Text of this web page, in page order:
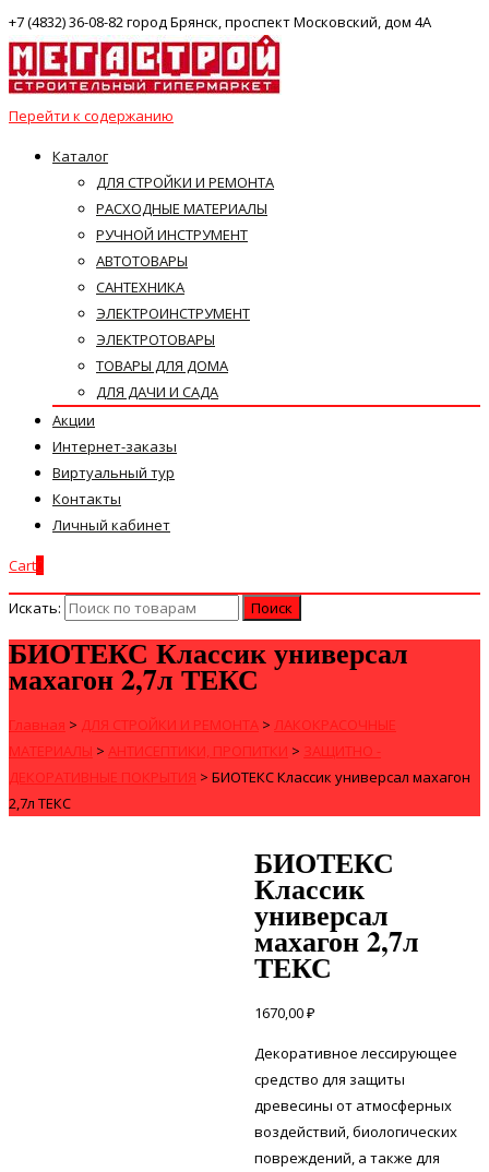
+7 (4832) 36-08-82 город Брянск, проспект Московский, дом 4А
Перейти к содержанию
Каталог
ДЛЯ СТРОЙКИ И РЕМОНТА
РАСХОДНЫЕ МАТЕРИАЛЫ
РУЧНОЙ ИНСТРУМЕНТ
АВТОТОВАРЫ
САНТЕХНИКА
ЭЛЕКТРОИНСТРУМЕНТ
ЭЛЕКТРОТОВАРЫ
ТОВАРЫ ДЛЯ ДОМА
ДЛЯ ДАЧИ И САДА
Акции
Интернет-заказы
Виртуальный тур
Контакты
Личный кабинет
Cart
Искать:
БИОТЕКС Классик универсал
махагон 2,7л ТЕКС
Главная > ДЛЯ СТРОЙКИ И РЕМОНТА > ЛАКОКРАСОЧНЫЕ
МАТЕРИАЛЫ > АНТИСЕПТИКИ, ПРОПИТКИ > ЗАЩИТНО -
ДЕКОРАТИВНЫЕ ПОКРЫТИЯ > БИОТЕКС Классик универсал махагон
2,7л ТЕКС
БИОТЕКС
Классик
универсал
махагон 2,7л
ТЕКС
1670,00₽
Декоративное лессирующее
средство для защиты
древесины от атмосферных
воздействий, биологических
повреждений, а также для